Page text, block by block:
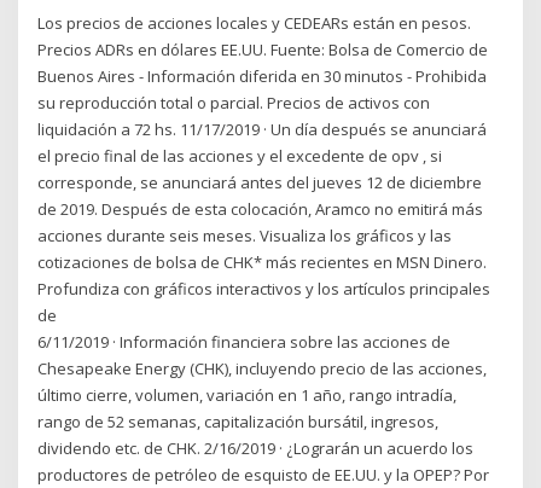
Los precios de acciones locales y CEDEARs están en pesos.
Precios ADRs en dólares EE.UU. Fuente: Bolsa de Comercio de
Buenos Aires - Información diferida en 30 minutos - Prohibida
su reproducción total o parcial. Precios de activos con
liquidación a 72 hs. 11/17/2019 · Un día después se anunciará
el precio final de las acciones y el excedente de opv , si
corresponde, se anunciará antes del jueves 12 de diciembre
de 2019. Después de esta colocación, Aramco no emitirá más
acciones durante seis meses. Visualiza los gráficos y las
cotizaciones de bolsa de CHK* más recientes en MSN Dinero.
Profundiza con gráficos interactivos y los artículos principales
de
6/11/2019 · Información financiera sobre las acciones de
Chesapeake Energy (CHK), incluyendo precio de las acciones,
último cierre, volumen, variación en 1 año, rango intradía,
rango de 52 semanas, capitalización bursátil, ingresos,
dividendo etc. de CHK. 2/16/2019 · ¿Lograrán un acuerdo los
productores de petróleo de esquisto de EE.UU. y la OPEP? Por